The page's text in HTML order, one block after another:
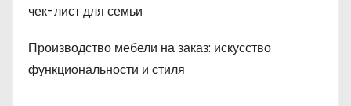
чек-лист для семьи
Производство мебели на заказ: искусство
функциональности и стиля